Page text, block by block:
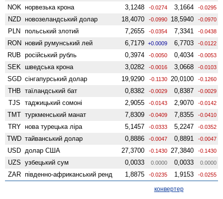
NOK норвезька крона 3,1248 -0.0274 3,1664 -0.0295
NZD ново­зеландський долар 18,4070 -0.0990 18,5940 -0.0970
PLN польський злотий 7,2655 -0.0354 7,3341 -0.0438
RON новий румунський лей 6,7179 +0.0009 6,7703 -0.0122
RUB російський рубль 0,3974 -0.0050 0,4034 -0.0053
SEK шведська крона 3,0282 -0.0016 3,0668 -0.0103
SGD сінгапурський долар 19,9290 -0.1130 20,0100 -0.1260
THB таїландський бат 0,8382 -0.0029 0,8387 -0.0029
TJS таджицький сомоні 2,9055 -0.0143 2,9070 -0.0142
TMT туркменський манат 7,8309 -0.0409 7,8355 -0.0410
TRY нова турецька ліра 5,1457 -0.0333 5,2247 -0.0352
TWD тайванський долар 0,8886 -0.0047 0,8891 -0.0047
USD долар США 27,3700 -0.1430 27,3840 -0.1430
UZS узбецький сум 0,0033 0.0000 0,0033 0.0000
ZAR південно-африканський ренд 1,8875 -0.0235 1,9153 -0.0255
конвертер